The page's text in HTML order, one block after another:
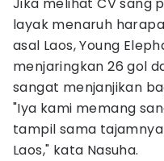
layak menaruh
asal Laos, Young
menjaringkan 26 gol
sangat menjanjikan
"Iya kami memang
tampil sama
Laos," kata Nasuha.